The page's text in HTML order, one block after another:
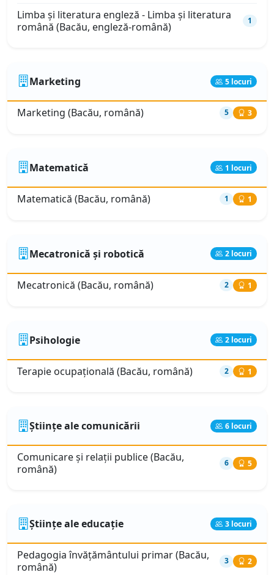
Limba şi literatura engleză - Limba şi literatura
română (Bacău, engleză-română)
1
Marketing 5 locuri
Marketing (Bacău, română) 5 3
Matematică 1 locuri
Matematică (Bacău, română) 1 1
Mecatronică și robotică 2 locuri
Mecatronică (Bacău, română) 2 1
Psihologie 2 locuri
Terapie ocupaţională (Bacău, română) 2 1
Științe ale comunicării 6 locuri
Comunicare şi relaţii publice (Bacău,
română)
6 5
Științe ale educație 3 locuri
Pedagogia învăţământului primar (Bacău,
română)
3 2